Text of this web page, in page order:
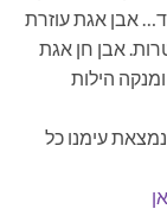
אבן אגת עוזרת
אבן חן אגת
הילות
עימנו כל